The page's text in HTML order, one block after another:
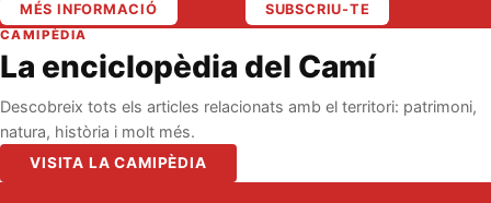
MÉS INFORMACIÓ SUBSCRIU-TE
CAMIPÈDIA
La enciclopèdia del Camí
Descobreix tots els articles relacionats amb el territori: patrimoni,
natura, història i molt més.
VISITA LA CAMIPÈDIA